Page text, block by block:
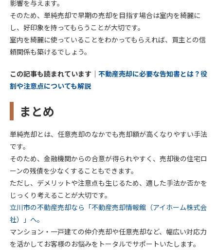
影響を与えます。
そのため、単純売却で早期の売却を目指す場合は室内を綺麗に
し、好印象を持ってもらうことが大切です。
室内を綺麗に使っていることをわかってもらえれば、買主との信
頼関係も築けるでしょう。
この記事も読まれています｜ 不動産売却に必要な告知書とは？役
割や注意点についても解説
まとめ
単純売却とは、任意売却のなかでも売却額が高くなりやすい手法
です。
そのため、金融機関からの合意が得られやすく、売却後の住宅ロ
ーンの残債を少なくすることもできます。
ただし、デメリットや注意点も生じるため、適した手法か否かを
じっくり考えることが大切です。
立川市の不動産売却なら「不動産売却情報館（アイホーム株式会
社）」へ。
マンション・一戸建ての仲介売却や任意売却など、幅広い対応力
を活かしてお客様のお悩みをトータルでサポートいたします。